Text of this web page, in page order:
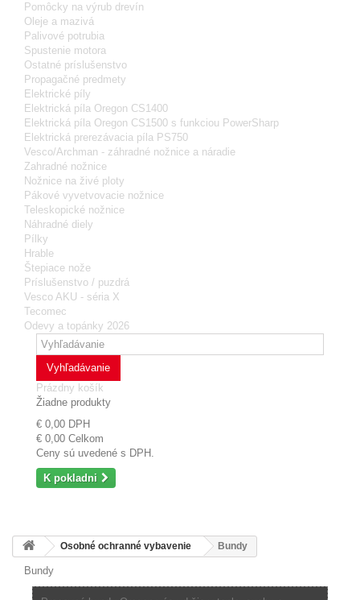
Pomôcky na výrub drevín
Oleje a mazivá
Palivové potrubia
Spustenie motora
Ostatné príslušenstvo
Propagačné predmety
Elektrické píly
Elektrická píla Oregon CS1400
Elektrická píla Oregon CS1500 s funkciou PowerSharp
Elektrická prerezávacia píla PS750
Vesco/Archman - záhradné nožnice a náradie
Zahradné nožnice
Nožnice na živé ploty
Pákové vyvetvovacie nožnice
Teleskopické nožnice
Náhradné diely
Pílky
Hrable
Štepiace nože
Príslušenstvo / puzdrá
Vesco AKU - séria X
Tecomec
Odevy a topánky 2026
Vyhľadávanie
Prázdny košík
Žiadne produkty
€ 0,00 DPH
€ 0,00 Celkom
Ceny sú uvedené s DPH.
K pokladni
Osobné ochranné vybavenie Bundy
Bundy